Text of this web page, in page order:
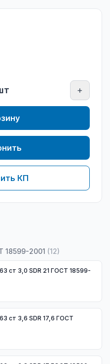
+
КП
18599-2001 (12)
ст 3,0 SDR 21 ГОСТ 18599-
ст 3,6 SDR 17,6 ГОСТ